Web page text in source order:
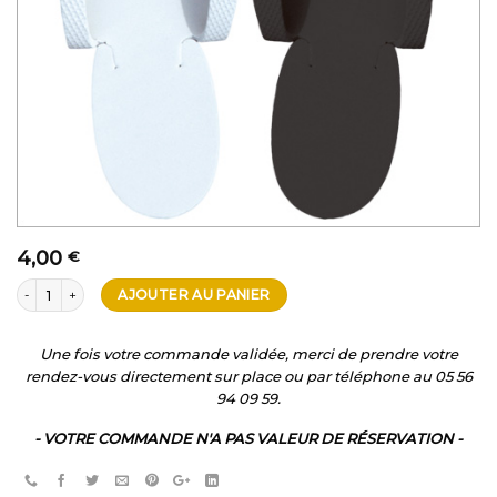
4,00 €
quantité de CLAQUETTES JETABLES
AJOUTER AU PANIER
Une fois votre commande validée, merci de prendre votre
rendez-vous directement sur place ou par téléphone au 05 56
94 09 59.
- VOTRE COMMANDE N'A PAS VALEUR DE RÉSERVATION -